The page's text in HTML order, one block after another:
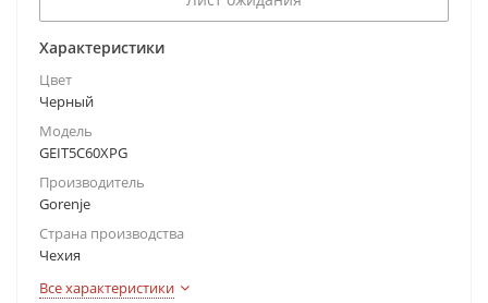
Характеристики
Цвет
Черный
Модель
GEIT5C60XPG
Производитель
Gorenje
Страна производства
Чехия
Все характеристики